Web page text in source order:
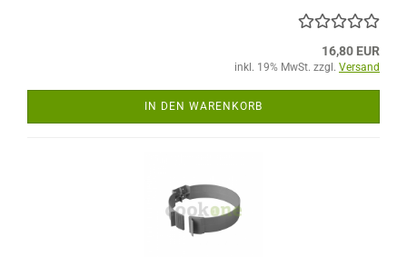
16,80 EUR
inkl. 19% MwSt. zzgl. Versand
IN DEN WARENKORB